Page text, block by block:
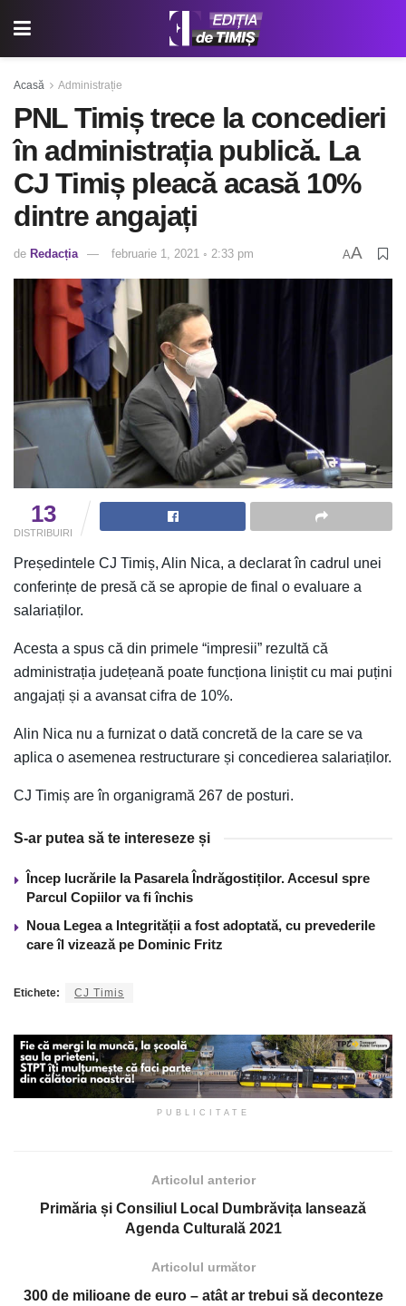
Acasă Administrație
PNL Timiș trece la concedieri
în administrația publică. La
CJ Timiș pleacă acasă 10%
dintre angajați
de Redacția februarie 1, 2021 ◦ 2:33 pm AA
13
DISTRIBUIRI
Președintele CJ Timiș, Alin Nica, a declarat în cadrul unei
conferințe de presă că se apropie de final o evaluare a
salariaților.
Acesta a spus că din primele “impresii” rezultă că
administrația județeană poate funcționa liniștit cu mai puțini
angajați și a avansat cifra de 10%.
Alin Nica nu a furnizat o dată concretă de la care se va
aplica o asemenea restructurare și concedierea salariaților.
CJ Timiș are în organigramă 267 de posturi.
S-ar putea să te intereseze și
Încep lucrările la Pasarela Îndrăgostiților. Accesul spre
Parcul Copiilor va fi închis
Noua Legea a Integrității a fost adoptată, cu prevederile
care îl vizează pe Dominic Fritz
Etichete: CJ Timis
PUBLICITATE
Articolul anterior
Primăria și Consiliul Local Dumbrăvița lansează
Agenda Culturală 2021
Articolul următor
300 de milioane de euro – atât ar trebui să deconteze